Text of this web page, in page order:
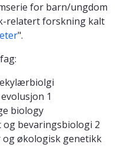
for barn/ungdom
relatert forskning kalt
".
1
biology
og bevaringsbiologi 2
og økologisk genetikk